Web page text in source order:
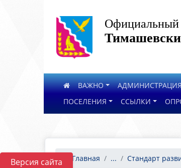
Версия сайта
Официальный
ВАЖНО
ПОСЕЛЕНИЯ
ССЫЛКИ
Главная ... Стандарт